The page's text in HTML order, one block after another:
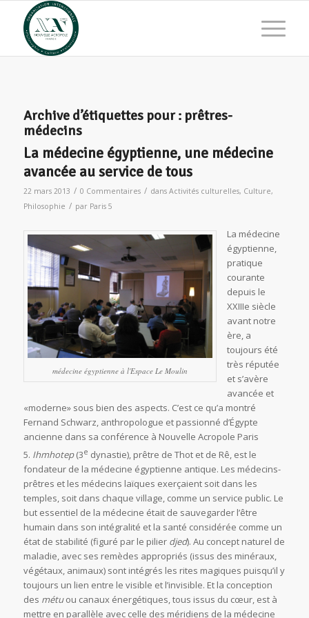
Archive d’étiquettes pour : prêtres-
médecins
La médecine égyptienne, une médecine
avancée au service de tous
22 mars 2013 / 0 Commentaires / dans Activités culturelles, Culture,
Philosophie / par Paris 5
médecine égyptienne à l'Espace Le Moulin
La médecine
égyptienne,
pratique
courante
depuis le
XXIIIe siècle
avant notre
ère, a
toujours été
très réputée
et s’avère
avancée et
«moderne» sous bien des aspects. C’est ce qu’a montré
Fernand Schwarz, anthropologue et passionné d’Égypte
ancienne dans sa conférence à Nouvelle Acropole Paris
5. Ihmhotep(3e dynastie), prêtre de Thot et de Rê, est le
fondateur de la médecine égyptienne antique. Les médecins-
prêtres et les médecins laïques exerçaient soit dans les
temples, soit dans chaque village, comme un service public. Le
but essentiel de la médecine était de sauvegarder l’être
humain dans son intégralité et la santé considérée comme un
état de stabilité (figuré par le pilier djed). Au concept naturel de
maladie, avec ses remèdes appropriés (issus des minéraux,
végétaux, animaux) sont intégrés les rites magiques puisqu’il y
toujours un lien entre le visible et l’invisible. Et la conception
des métuou canaux énergétiques, tous issus du cœur, est à
mettre en parallèle avec celle des méridiens de la médecine